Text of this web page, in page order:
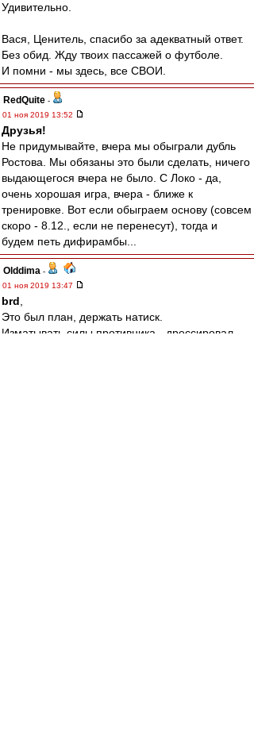
Удивительно.
Вася, Ценитель, спасибо за адекватный ответ.
Без обид. Жду твоих пассажей о футболе.
И помни - мы здесь, все СВОИ.
RedQuite -
01 ноя 2019 13:52
Друзья!
Не придумывайте, вчера мы обыграли дубль
Ростова. Мы обязаны это были сделать, ничего
выдающегося вчера не было. С Локо - да,
очень хорошая игра, вчера - ближе к
тренировке. Вот если обыграем основу (совсем
скоро - 8.12., если не перенесут), тогда и
будем петь дифирамбы...
Olddima -
01 ноя 2019 13:47
brd
Это был план, держать натиск.
Изматывать силы противника - дрессировал